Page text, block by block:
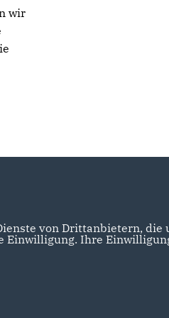
wir
von Drittanbietern, die
Einwilligung. Ihre